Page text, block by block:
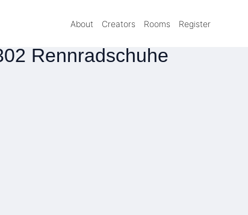
About Creators Rooms Register
Rennradschuhe